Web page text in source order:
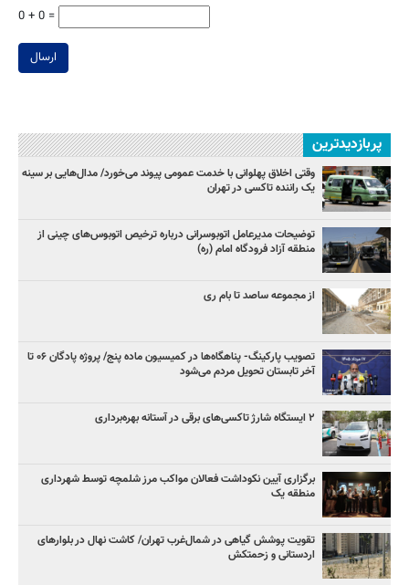
0 + 0 =
ارسال
پربازدیدترین
وقتی اخلاق پهلوانی با خدمت عمومی پیوند می‌خورد/ مدال‌هایی بر سینه
یک راننده تاکسی در تهران
توضیحات مدیرعامل اتوبوسرانی درباره ترخیص اتوبوس‌های چینی از
منطقه آزاد فرودگاه امام (ره)
از مجموعه ساصد تا بام ری
تصویب پارکینگ- پناهگاه‌ها در کمیسیون ماده پنج/ پروژه پادگان ۰۶ تا
آخر تابستان تحویل مردم می‌شود
۲ ایستگاه شارژ تاکسی‌های برقی در آستانه بهره‌برداری
برگزاری آیین نکوداشت فعالان مواکب مرز شلمچه توسط شهرداری
منطقه یک
تقویت پوشش گیاهی در شمال‌غرب تهران/ کاشت نهال در بلوارهای
اردستانی و زحمتکش